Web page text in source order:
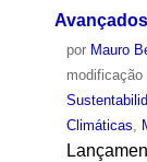
por Mauro
modificação
Climáticas,